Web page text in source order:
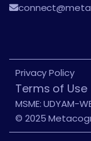
© 2025
MSME: UDYAM-
Terms of Use
Privacy Policy